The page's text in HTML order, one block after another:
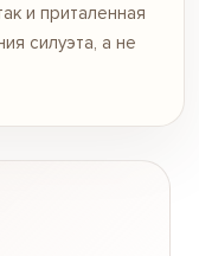
и приталенная
силуэта, а не